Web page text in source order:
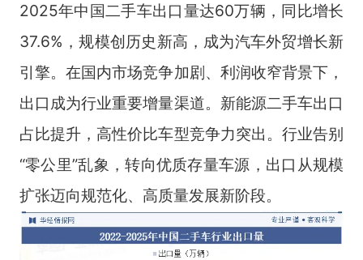
2025年中国二手车出口量达60万辆，同比增长
37.6%，规模创历史新高，成为汽车外贸增长新
引擎。在国内市场竞争加剧、利润收窄背景下，
出口成为行业重要增量渠道。新能源二手车出口
占比提升，高性价比车型竞争力突出。行业告别
“零公里”乱象，转向优质存量车源，出口从规模
扩张迈向规范化、高质量发展新阶段。